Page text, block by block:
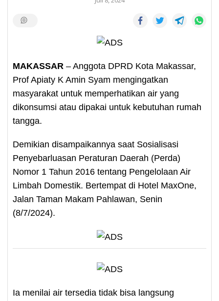
MAKASSAR – Anggota DPRD Kota Makassar,
Prof Apiaty K Amin Syam mengingatkan
masyarakat untuk memperhatikan air yang
dikonsumsi atau dipakai untuk kebutuhan rumah
tangga.
Demikian disampaikannya saat Sosialisasi
Penyebarluasan Peraturan Daerah (Perda)
Nomor 1 Tahun 2016 tentang Pengelolaan Air
Limbah Domestik. Bertempat di Hotel MaxOne,
Jalan Taman Makam Pahlawan, Senin
(8/7/2024).
Ia menilai air tersedia tidak bisa langsung